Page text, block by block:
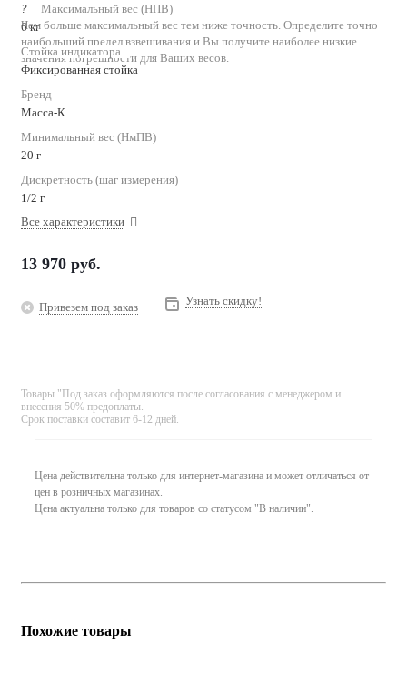
?
Чем больше максимальный вес тем ниже точность. Определите точно
наибольший предел взвешивания и Вы получите наиболее низкие
значения погрешности для Ваших весов.
Максимальный вес (НПВ)
6 кг
Стойка индикатора
Фиксированная стойка
Бренд
Масса-К
Минимальный вес (НмПВ)
20 г
Дискретность (шаг измерения)
1/2 г
Все характеристики
13 970 руб.
Привезем под заказ Узнать скидку!
Товары "Под заказ оформляются после согласования с менеджером и
внесения 50% предоплаты.
Срок поставки составит 6-12 дней.
Цена действительна только для интернет-магазина и может отличаться от
цен в розничных магазинах.
Цена актуальна только для товаров со статусом "В наличии".
Похожие товары